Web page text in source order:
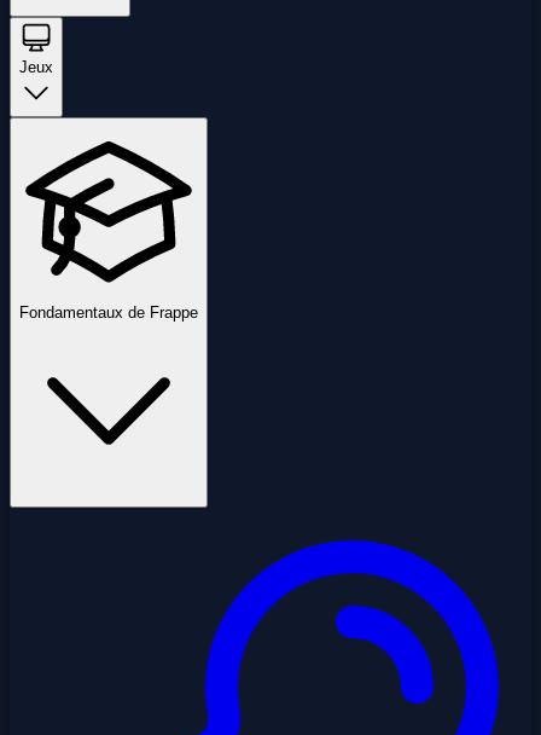
Jeux
Fondamentaux de Frappe